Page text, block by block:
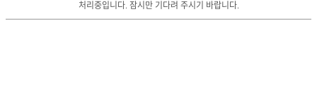
처리중입니다. 잠시만 기다려 주시기 바랍니다.